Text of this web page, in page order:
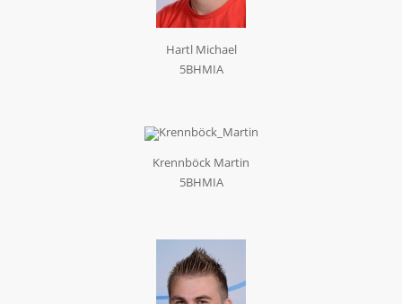
Hartl Michael
5BHMIA
Krennböck Martin
5BHMIA